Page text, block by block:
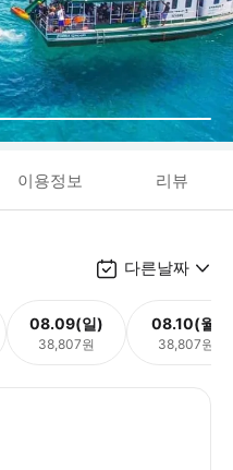
이용정보 리뷰
다른날짜
08.09(일)
38,807원
08.10(월)
38,807원